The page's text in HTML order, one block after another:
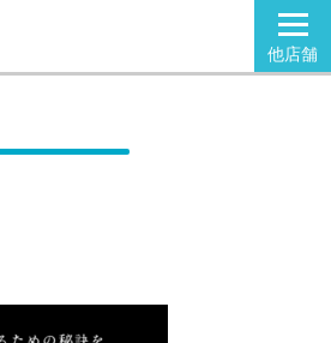
他店舗